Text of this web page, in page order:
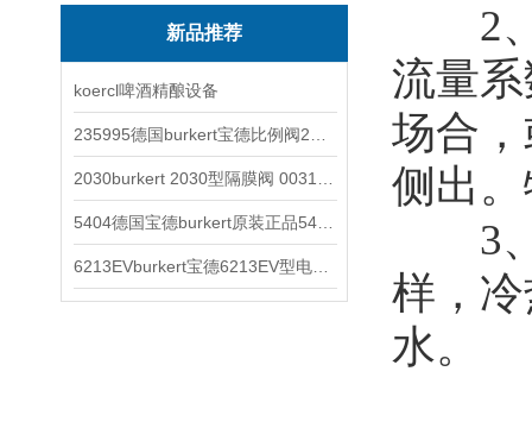
新品推荐
koercl啤酒精酿设备
2、
流量
场合
侧出
3、
样，
水。